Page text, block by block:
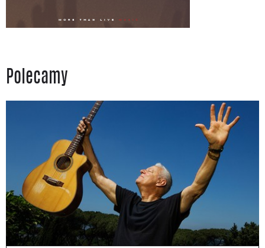
Polecamy